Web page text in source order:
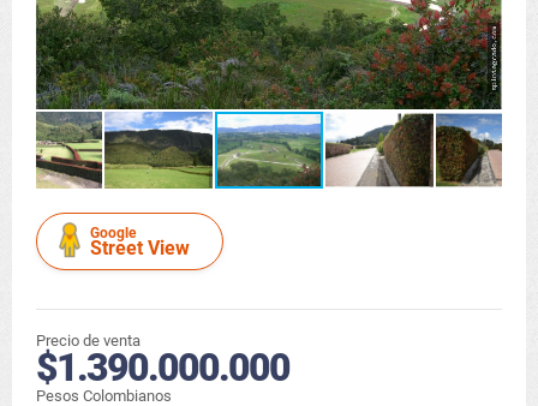
Google
Street View
Precio de venta
$1.390.000.000
Pesos Colombianos